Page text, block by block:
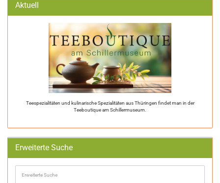
Aktuell
Teespezialitäten und kulinarische Spezialitäten aus Thüringen findet man in der
Teeboutique am Schillermuseum.
Erweiterte Suche
Suche